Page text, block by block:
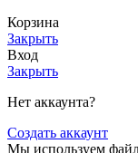
Корзина
Закрыть
Вход
Закрыть
Нет аккаунта?
Создать аккаунт
Мы используем